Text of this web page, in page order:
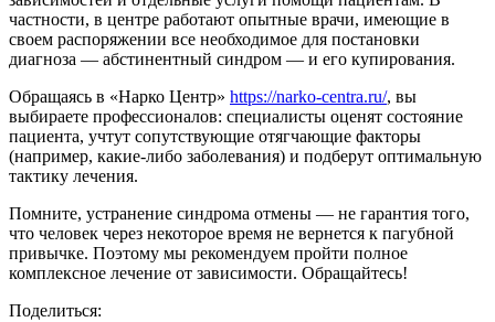
частности, в центре работают опытные врачи, имеющие в
своем распоряжении все необходимое для постановки
диагноза — абстинентный синдром — и его купирования.
Обращаясь в «Нарко Центр» https://narko-centra.ru/, вы
выбираете профессионалов: специалисты оценят состояние
пациента, учтут сопутствующие отягчающие факторы
(например, какие-либо заболевания) и подберут оптимальную
тактику лечения.
Помните, устранение синдрома отмены — не гарантия того,
что человек через некоторое время не вернется к пагубной
привычке. Поэтому мы рекомендуем пройти полное
комплексное лечение от зависимости. Обращайтесь!
Поделиться: